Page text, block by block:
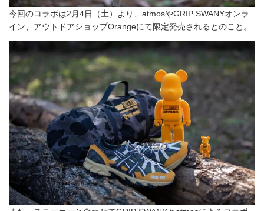
今回のコラボは2月4日（土）より、atmosやGRIP SWANYオンラ
イン、アウトドアショップOrangeにて限定発売されるとのこと。